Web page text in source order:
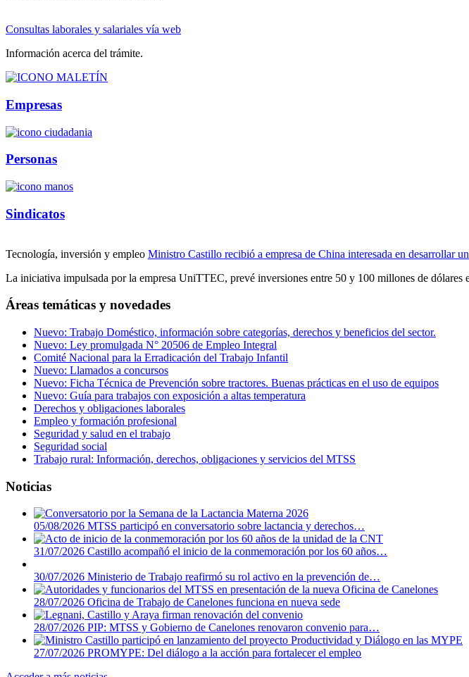
Consultas laborales y salariales vía web
Información acerca del trámite.
Empresas
Personas
Sindicatos
Tecnología, inversión y empleo Ministro Castillo recibió a empresa de China interesada en desarrollar
La iniciativa impulsada por la empresa UniTTEC, prevé inversiones entre 50 y 100 millones de
Áreas temáticas y novedades
Nuevo: Trabajo Doméstico, información sobre categorías, derechos y beneficios del sector.
Nuevo: Ley promulgada N° 20506 de Empleo Integral
Comité Nacional para la Erradicación del Trabajo Infantil
Nuevo: Llamados a concursos
Nuevo: Ficha Técnica de Prevención sobre tractores. Buenas prácticas en el uso de equipos
Nuevo: Guía para trabajos con exposición a altas temperatura
Derechos y obligaciones laborales
Empleo y formación profesional
Seguridad y salud en el trabajo
Seguridad social
Trabajo rural: Información, derechos, obligaciones y servicios del MTSS
Noticias
05/08/2026 MTSS participó en conversatorio sobre lactancia y derechos…
31/07/2026 Castillo acompañó el inicio de la conmemoración por los 60 años…
30/07/2026 Ministerio de Trabajo reafirmó su rol activo en la prevención de…
28/07/2026 Oficina de Trabajo de Canelones funciona en nueva sede
28/07/2026 PIP: MTSS y Gobierno de Canelones renovaron convenio para…
27/07/2026 PROMYPE: Del diálogo a la acción para fortalecer el empleo